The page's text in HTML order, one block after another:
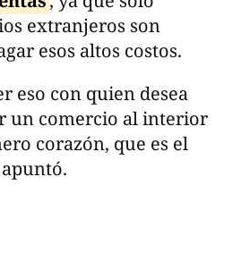
extranjeros son
esos altos costos.
eso con quien desea
un comercio al interior
corazón, que es el